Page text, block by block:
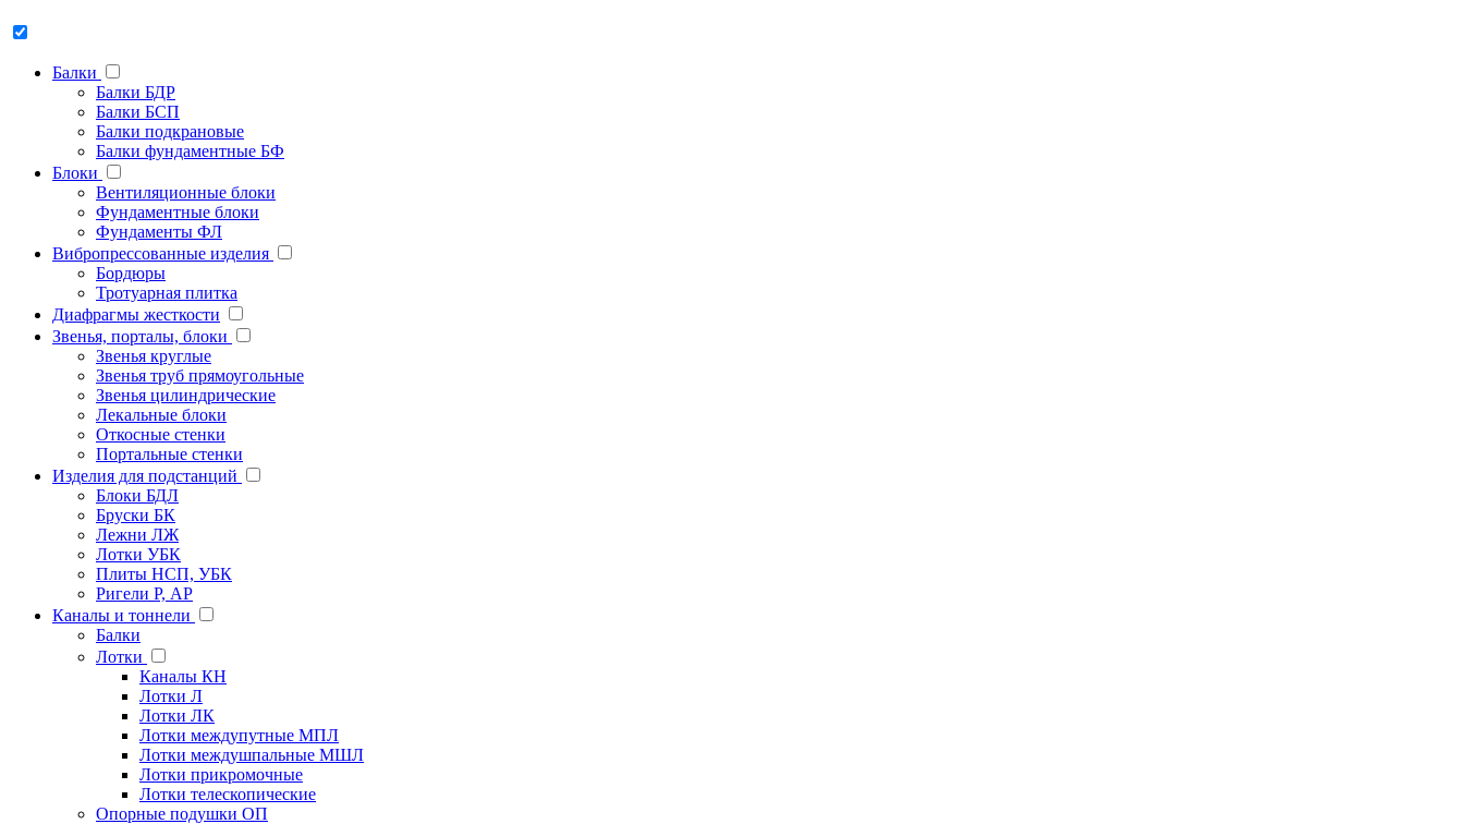
Балки
Балки БДР
Балки БСП
Балки подкрановые
Балки фундаментные БФ
Блоки
Вентиляционные блоки
Фундаментные блоки
Фундаменты ФЛ
Вибропрессованные изделия
Бордюры
Тротуарная плитка
Диафрагмы жесткости
Звенья, порталы, блоки
Звенья круглые
Звенья труб прямоугольные
Звенья цилиндрические
Лекальные блоки
Откосные стенки
Портальные стенки
Изделия для подстанций
Блоки БДЛ
Бруски БК
Лежни ЛЖ
Лотки УБК
Плиты НСП, УБК
Ригели Р, АР
Каналы и тоннели
Балки
Лотки
Каналы КН
Лотки Л
Лотки ЛК
Лотки междупутные МПЛ
Лотки междушпальные МШЛ
Лотки прикромочные
Лотки телескопические
Опорные подушки ОП